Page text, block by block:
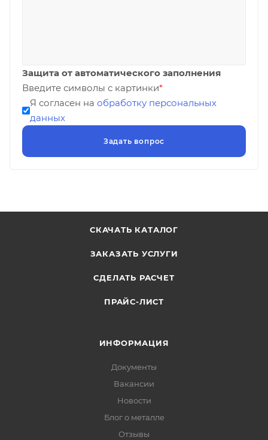
Защита от автоматического заполнения
Введите символы с картинки*
Я согласен на обработку персональных
данных
СКАЧАТЬ КАТАЛОГ
ЗАКАЗАТЬ УСЛУГИ
СДЕЛАТЬ РАСЧЕТ
ПРАЙС-ЛИСТ
ИНФОРМАЦИЯ
Документы
Вакансии
Новости
Блог о металле
Отзывы